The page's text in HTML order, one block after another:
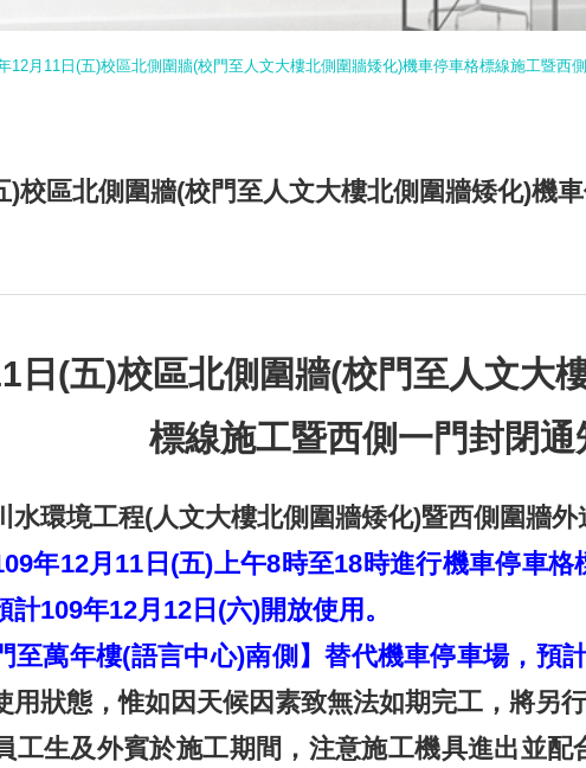
12月11日(五)校區北側圍牆(校門至人文大樓北側圍牆矮化)機車停車格標線施工暨西
)校區北側圍牆(校門至人文大樓北側圍牆矮化)機
日(五)校區北側圍牆(校門至人文大
標線施工暨西側一門封閉通
水環境工程(人文大樓北側圍牆矮化)暨西側圍牆
年12月11日(五)上午8時至18時進行機車停車
計109年12月12日(六)開放使用。
至萬年樓(語言中心)南側】替代機車停車場，預
用狀態，惟如因天候因素致無法如期完工，將另行
工生及外賓於施工期間，注意施工機具進出並